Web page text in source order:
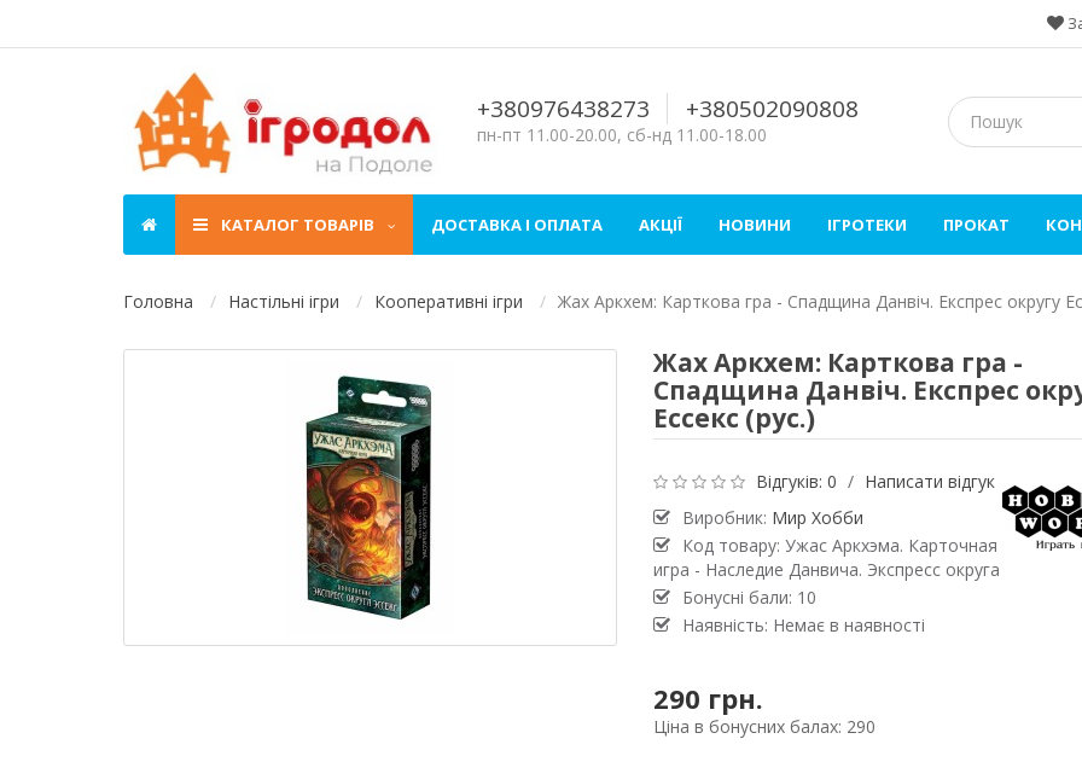
+380976438273 +380502090808
пн-пт 11.00-20.00, сб-нд 11.00-18.00
КАТАЛОГ ТОВАРІВ ДОСТАВКА І ОПЛАТА АКЦІЇ НОВИНИ ІГРОТЕКИ ПРОКАТ
Головна Настільні ігри Кооперативні ігри Жах Аркхем: Карткова гра - Спадщина Данвіч. Експрес округу
Жах Аркхем: Карткова гра -
Спадщина Данвіч. Експрес
Ессекс (рус.)
Відгуків: 0 / Написати відгук
Виробник: Мир Хобби
Код товару: Ужас Аркхэма. Карточная
игра - Наследие Данвича. Экспресс округа
Бонусні бали: 10
Наявність: Немає в наявності
290 грн.
Ціна в бонусних балах: 290